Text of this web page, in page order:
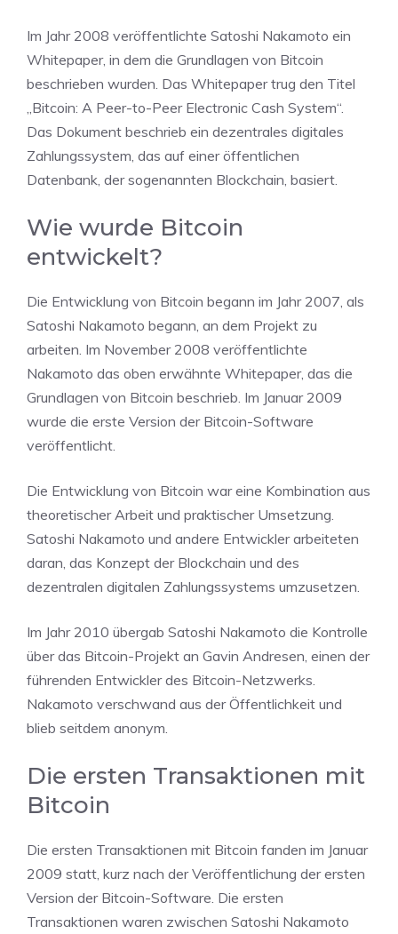
Im Jahr 2008 veröffentlichte Satoshi Nakamoto ein
Whitepaper, in dem die Grundlagen von Bitcoin
beschrieben wurden. Das Whitepaper trug den Titel
„Bitcoin: A Peer-to-Peer Electronic Cash System“.
Das Dokument beschrieb ein dezentrales digitales
Zahlungssystem, das auf einer öffentlichen
Datenbank, der sogenannten Blockchain, basiert.
Wie wurde Bitcoin
entwickelt?
Die Entwicklung von Bitcoin begann im Jahr 2007, als
Satoshi Nakamoto begann, an dem Projekt zu
arbeiten. Im November 2008 veröffentlichte
Nakamoto das oben erwähnte Whitepaper, das die
Grundlagen von Bitcoin beschrieb. Im Januar 2009
wurde die erste Version der Bitcoin-Software
veröffentlicht.
Die Entwicklung von Bitcoin war eine Kombination aus
theoretischer Arbeit und praktischer Umsetzung.
Satoshi Nakamoto und andere Entwickler arbeiteten
daran, das Konzept der Blockchain und des
dezentralen digitalen Zahlungssystems umzusetzen.
Im Jahr 2010 übergab Satoshi Nakamoto die Kontrolle
über das Bitcoin-Projekt an Gavin Andresen, einen der
führenden Entwickler des Bitcoin-Netzwerks.
Nakamoto verschwand aus der Öffentlichkeit und
blieb seitdem anonym.
Die ersten Transaktionen mit
Bitcoin
Die ersten Transaktionen mit Bitcoin fanden im Januar
2009 statt, kurz nach der Veröffentlichung der ersten
Version der Bitcoin-Software. Die ersten
Transaktionen waren zwischen Satoshi Nakamoto